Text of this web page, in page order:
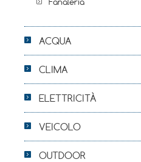
ACQUA
CLIMA
ELETTRICITÀ
VEICOLO
OUTDOOR